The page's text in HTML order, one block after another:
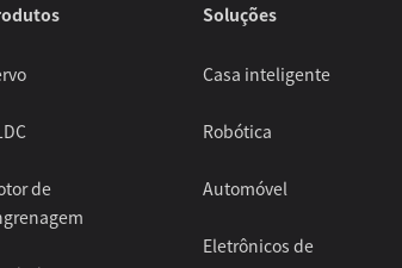
Soluções
Casa inteligente
Robótica
Automóvel
Eletrônicos de
de